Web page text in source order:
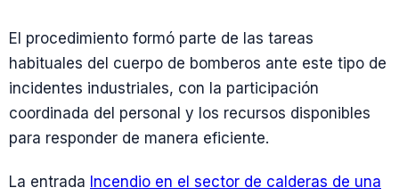
El procedimiento formó parte de las tareas
habituales del cuerpo de bomberos ante este tipo de
incidentes industriales, con la participación
coordinada del personal y los recursos disponibles
para responder de manera eficiente.
La entrada Incendio en el sector de calderas de una